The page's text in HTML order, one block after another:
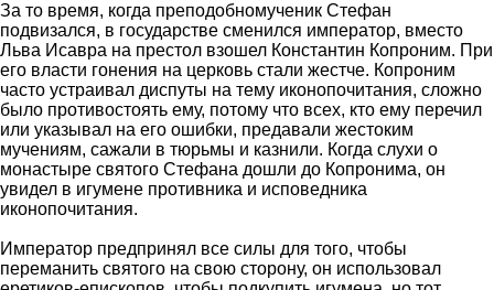
За то время, когда преподобномученик Стефан
подвизался, в государстве сменился император, вместо
Льва Исавра на престол взошел Константин Копроним. При
его власти гонения на церковь стали жестче. Копроним
часто устраивал диспуты на тему иконопочитания, сложно
было противостоять ему, потому что всех, кто ему перечил
или указывал на его ошибки, предавали жестоким
мучениям, сажали в тюрьмы и казнили. Когда слухи о
монастыре святого Стефана дошли до Копронима, он
увидел в игумене противника и исповедника
иконопочитания.
Император предпринял все силы для того, чтобы
переманить святого на свою сторону, он использовал